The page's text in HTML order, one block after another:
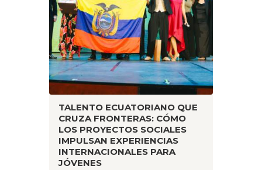
TALENTO ECUATORIANO QUE
CRUZA FRONTERAS: CÓMO
LOS PROYECTOS SOCIALES
IMPULSAN EXPERIENCIAS
INTERNACIONALES PARA
JÓVENES